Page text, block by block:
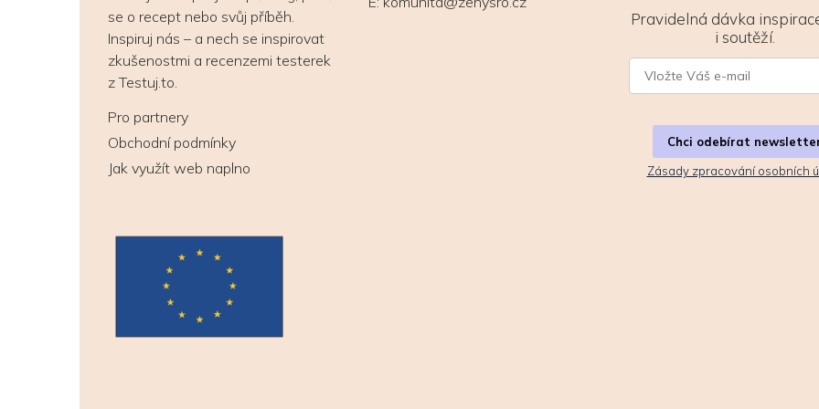
se o recept nebo svůj příběh.
Inspiruj nás – a nech se inspirovat
zkušenostmi a recenzemi testerek
z Testuj.to.
Pro partnery
Obchodní podmínky
Jak využít web naplno
Pravidelná dávka
i soutěží.
Chci odebírat
Zásady zpracování osobních